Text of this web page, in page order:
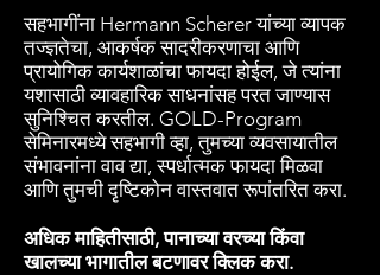
सहभागींना Hermann Scherer यांच्या व्यापक
तज्ज्ञतेचा, आकर्षक सादरीकरणाचा आणि
प्रायोगिक कार्यशाळांचा फायदा होईल, जे त्यांना
यशासाठी व्यावहारिक साधनांसह परत जाण्यास
सुनिश्चित करतील. GOLD-Program
सेमिनारमध्ये सहभागी व्हा, तुमच्या व्यवसायातील
संभावनांना वाव द्या, स्पर्धात्मक फायदा मिळवा
आणि तुमची दृष्टिकोन वास्तवात रूपांतरित करा.
अधिक माहितीसाठी, पानाच्या वरच्या किंवा
खालच्या भागातील बटणावर क्लिक करा.